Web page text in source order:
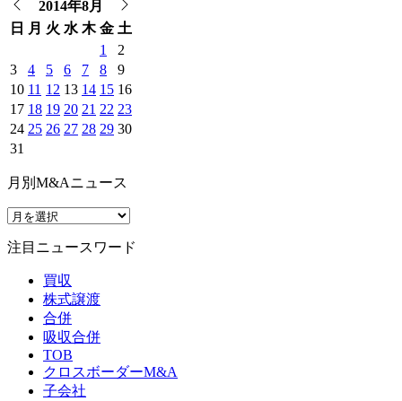
2014年8月
日
月 火 水 木 金 土
1
2
3
4 5 6 7 8
9
10 11 12 13 14 15 16
17 18 19 20 21 22 23
24 25 26 27 28 29 30
31
月別M&Aニュース
注目ニュースワード
買収
株式譲渡
合併
吸収合併
TOB
クロスボーダーM&A
子会社